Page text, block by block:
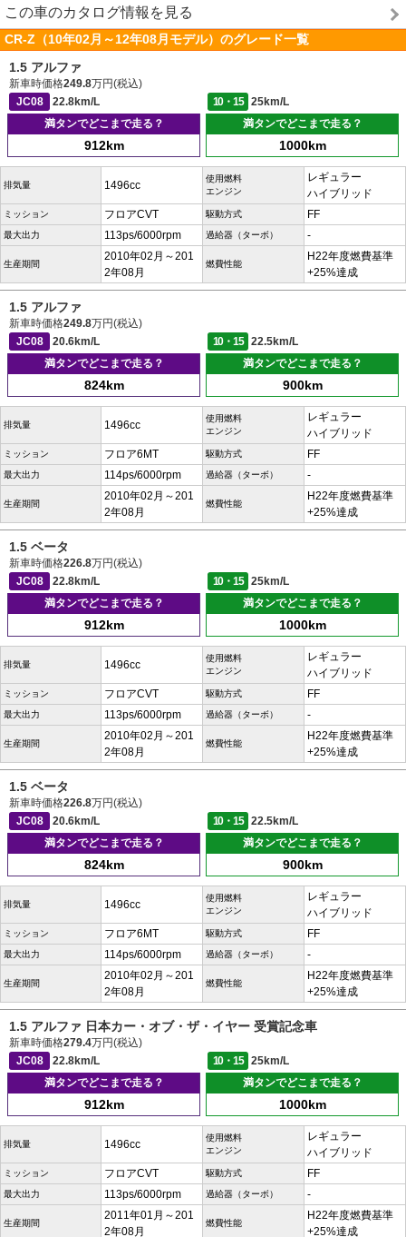
この車のカタログ情報を見る
CR-Z（10年02月～12年08月モデル）のグレード一覧
1.5 アルファ
新車時価格249.8万円(税込)
JC08
22.8km/L 10・15
25km/L
満タンでどこまで走る？
912km
満タンでどこまで走る？
1000km
排気量 1496cc
使用燃料
エンジン
レギュラー
ハイブリッド
ミッション フロアCVT 駆動方式 FF
最大出力 113ps/6000rpm 過給器（ターボ） -
生産期間
2010年02月～201
2年08月
燃費性能
H22年度燃費基準
+25%達成
1.5 アルファ
新車時価格249.8万円(税込)
JC08
20.6km/L 10・15
22.5km/L
満タンでどこまで走る？
824km
満タンでどこまで走る？
900km
排気量 1496cc
使用燃料
エンジン
レギュラー
ハイブリッド
ミッション フロア6MT 駆動方式 FF
最大出力 114ps/6000rpm 過給器（ターボ） -
生産期間
2010年02月～201
2年08月
燃費性能
H22年度燃費基準
+25%達成
1.5 ベータ
新車時価格226.8万円(税込)
JC08
22.8km/L 10・15
25km/L
満タンでどこまで走る？
912km
満タンでどこまで走る？
1000km
排気量 1496cc
使用燃料
エンジン
レギュラー
ハイブリッド
ミッション フロアCVT 駆動方式 FF
最大出力 113ps/6000rpm 過給器（ターボ） -
生産期間
2010年02月～201
2年08月
燃費性能
H22年度燃費基準
+25%達成
1.5 ベータ
新車時価格226.8万円(税込)
JC08
20.6km/L 10・15
22.5km/L
満タンでどこまで走る？
824km
満タンでどこまで走る？
900km
排気量 1496cc
使用燃料
エンジン
レギュラー
ハイブリッド
ミッション フロア6MT 駆動方式 FF
最大出力 114ps/6000rpm 過給器（ターボ） -
生産期間
2010年02月～201
2年08月
燃費性能
H22年度燃費基準
+25%達成
1.5 アルファ 日本カー・オブ・ザ・イヤー 受賞記念車
新車時価格279.4万円(税込)
JC08
22.8km/L 10・15
25km/L
満タンでどこまで走る？
912km
満タンでどこまで走る？
1000km
排気量 1496cc
使用燃料
エンジン
レギュラー
ハイブリッド
ミッション フロアCVT 駆動方式 FF
最大出力 113ps/6000rpm 過給器（ターボ） -
生産期間
2011年01月～201
2年08月
燃費性能
H22年度燃費基準
+25%達成